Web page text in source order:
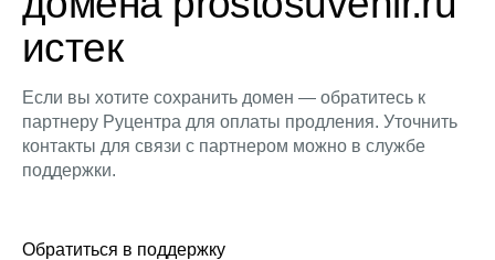
истек
Если вы хотите сохранить домен — обратитесь к
партнеру Руцентра для оплаты продления. Уточнить
контакты для связи с партнером можно в службе
поддержки.
Обратиться в поддержку